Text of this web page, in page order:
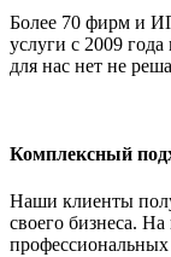
Более 70 фирм и
услуги с 2009
для нас нет не
Комплексный
Наши клиенты
своего бизнеса. На